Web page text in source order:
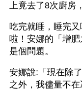
上竟去了8次廚房
吃完就睡，睡完
啦！安娜的「增
是個問題。
安娜說:「現在除
之外，我儘量不